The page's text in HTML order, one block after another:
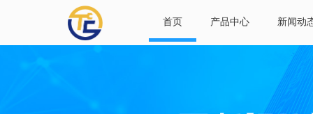
首页 产品中心 新闻动